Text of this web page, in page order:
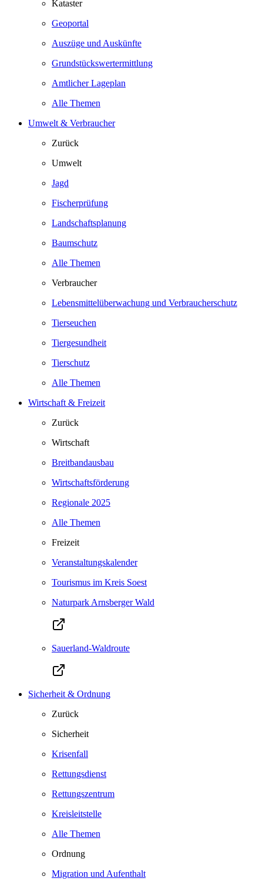
Kataster
Geoportal
Auszüge und Auskünfte
Grundstückswertermittlung
Amtlicher Lageplan
Alle Themen
Umwelt & Verbraucher
Zurück
Umwelt
Jagd
Fischerprüfung
Landschaftsplanung
Baumschutz
Alle Themen
Verbraucher
Lebensmittelüberwachung und Verbraucherschutz
Tierseuchen
Tiergesundheit
Tierschutz
Alle Themen
Wirtschaft & Freizeit
Zurück
Wirtschaft
Breitbandausbau
Wirtschaftsförderung
Regionale 2025
Alle Themen
Freizeit
Veranstaltungskalender
Tourismus im Kreis Soest
Naturpark Arnsberger Wald
Sauerland-Waldroute
Sicherheit & Ordnung
Zurück
Sicherheit
Krisenfall
Rettungsdienst
Rettungszentrum
Kreisleitstelle
Alle Themen
Ordnung
Migration und Aufenthalt